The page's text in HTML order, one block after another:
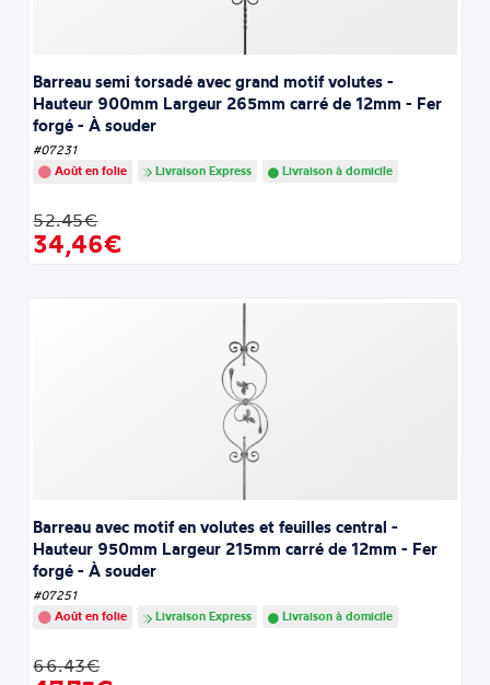
Barreau semi torsadé avec grand motif volutes -
Hauteur 900mm Largeur 265mm carré de 12mm - Fer
forgé - À souder
#07231
Août en folie
Livraison Express Livraison à domicile
52.45€
34,46€
Barreau avec motif en volutes et feuilles central -
Hauteur 950mm Largeur 215mm carré de 12mm - Fer
forgé - À souder
#07251
Août en folie
Livraison Express Livraison à domicile
66.43€